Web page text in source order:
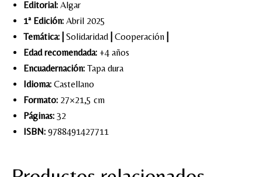
Editorial: Algar
1ª Edición: Abril 2025
Temática: Solidaridad Cooperación
Edad recomendada: +4 años
Encuadernación: Tapa dura
Idioma: Castellano
Formato: 27×21,5 cm
Páginas: 32
ISBN: 9788491427711